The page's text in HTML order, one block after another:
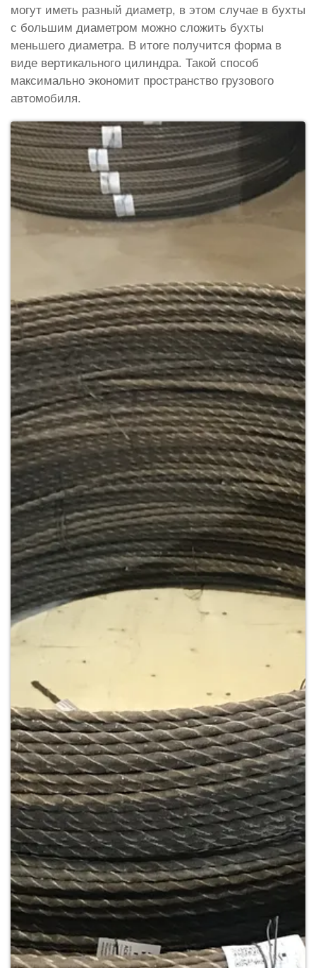
могут иметь разный диаметр, в этом случае в бухты
с большим диаметром можно сложить бухты
меньшего диаметра. В итоге получится форма в
виде вертикального цилиндра. Такой способ
максимально экономит пространство грузового
автомобиля.